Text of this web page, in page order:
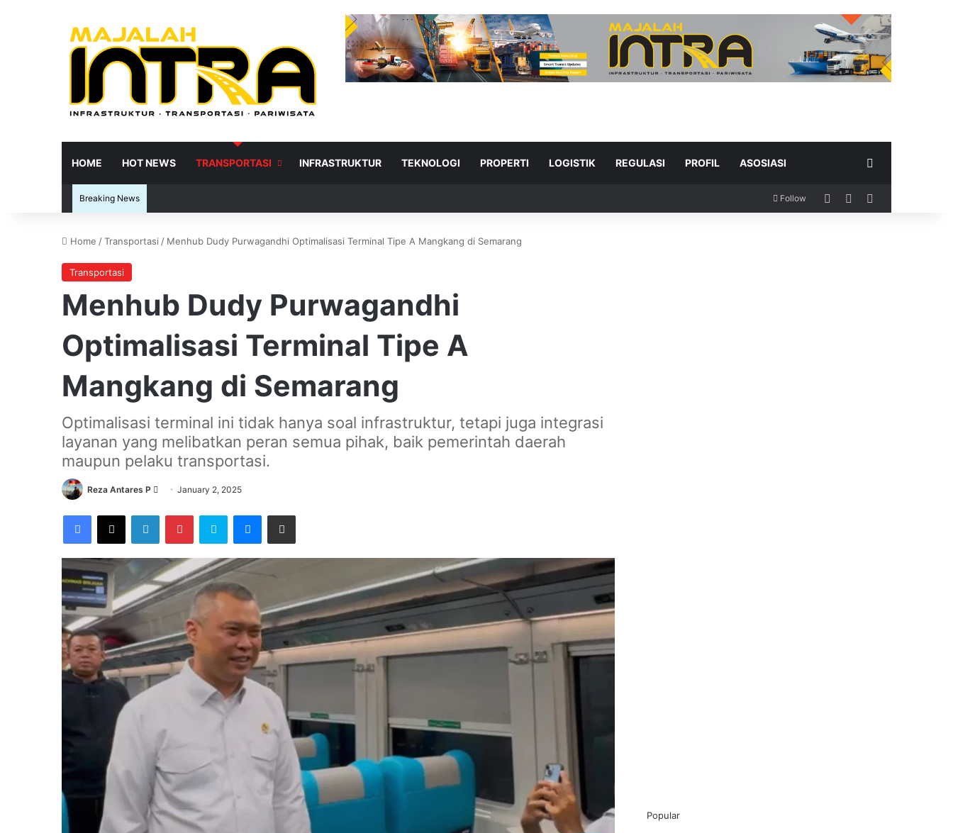
HOME HOT NEWS TRANSPORTASI INFRASTRUKTUR TEKNOLOGI PROPERTI LOGISTIK REGULASI PROFIL ASOSIASI
Breaking News Follow Log InRandom Article
Home /Transportasi / Menhub Dudy Purwagandhi Optimalisasi Terminal Tipe A Mangkang di Semarang
Transportasi
Menhub Dudy Purwagandhi
Optimalisasi Terminal Tipe A
Mangkang di Semarang
Optimalisasi terminal ini tidak hanya soal infrastruktur, tetapi juga integrasi
layanan yang melibatkan peran semua pihak, baik pemerintah daerah
maupun pelaku transportasi.
Reza Antares P
Send
email
January 2, 2025
Facebook
X LinkedInPinterestSkype Messenger
Share via Email
Popular